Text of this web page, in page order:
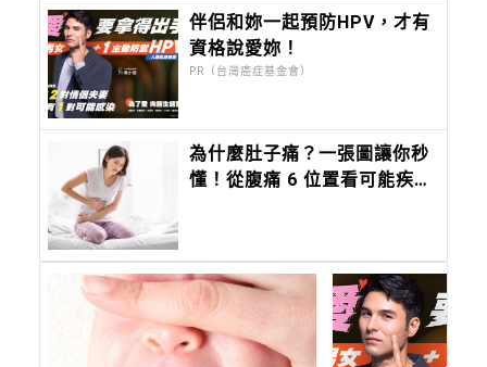
伴侶和妳一起預防HPV，才有
資格說愛妳！
PR（台灣癌症基金會）
為什麼肚子痛？一張圖讓你秒
懂！從腹痛 6 位置看可能疾